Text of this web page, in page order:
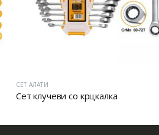
СЕТ АЛАТИ
Сет клучеви со крцкалка